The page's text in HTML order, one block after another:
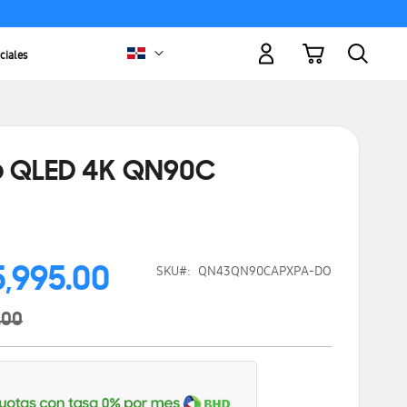
Mi carrito
4K QN90C
SKU QN43QN90CAPXPA-DO